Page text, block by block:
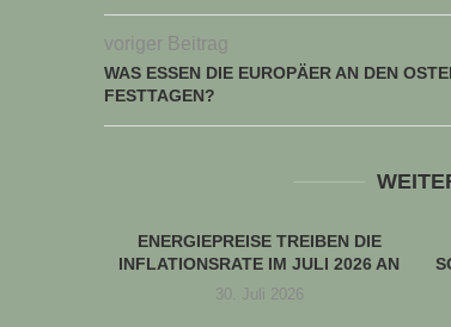
voriger Beitrag
WAS ESSEN DIE EUROPÄER AN DEN
FESTTAGEN?
ENERGIEPREISE TREIBEN DIE
INFLATIONSRATE IM JULI 2026 AN
30. Juli 2026